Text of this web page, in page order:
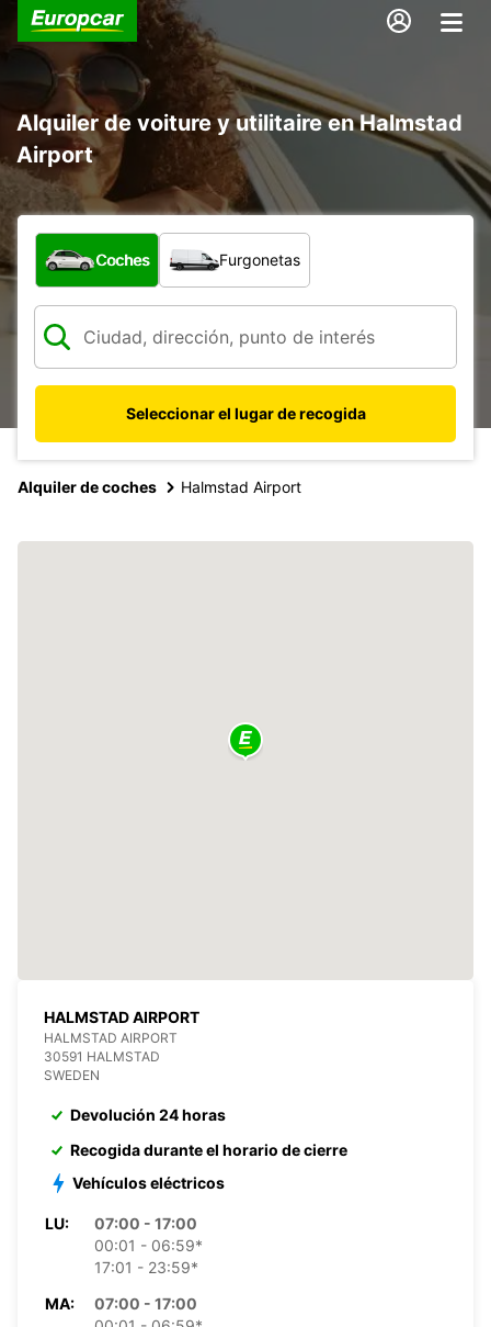
Alquiler de voiture y utilitaire en Halmstad
Airport
¿Qué tipo de vehículo?
Coches Furgonetas
Seleccionar el lugar de recogida
Alquiler de coches Halmstad Airport
HALMSTAD AIRPORT
HALMSTAD AIRPORT
30591 HALMSTAD
SWEDEN
Devolución 24 horas
Recogida durante el horario de cierre
Vehículos eléctricos
LU:
07:00 - 17:00
00:01 - 06:59*
17:01 - 23:59*
MA:
07:00 - 17:00